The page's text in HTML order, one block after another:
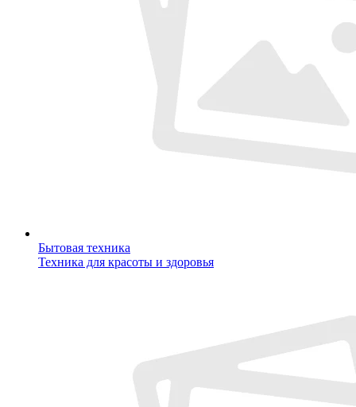
Бытовая техника
Техника для красоты и здоровья